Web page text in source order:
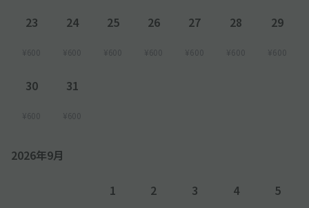
23
¥600
24
¥600
25
¥600
26
¥600
27
¥600
28
¥600
29
¥600
30
¥600
31
¥600
2026年9月
1 2 3 4 5